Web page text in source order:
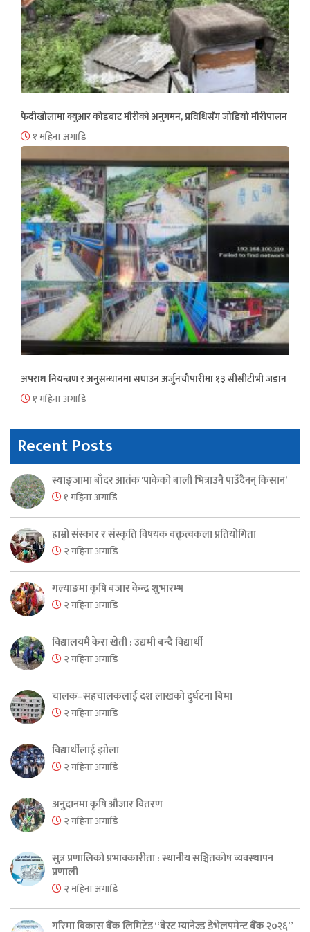
फेदीखोलामा क्युआर कोडबाट मौरीको अनुगमन, प्रविधिसँग जोडियो मौरीपालन
१ महिना अगाडि
अपराध नियन्त्रण र अनुसन्धानमा सघाउन अर्जुनचौपारीमा १३ सीसीटीभी जडान
१ महिना अगाडि
Recent Posts
स्याङ्जामा बाँदर आतंक ‘पाकेको बाली भित्राउनै पाउँदैनन् किसान’
१ महिना अगाडि
हाम्रो संस्कार र संस्कृति विषयक वक्तृत्वकला प्रतियोगिता
२ महिना अगाडि
गल्याङमा कृषि बजार केन्द्र शुभारम्भ
२ महिना अगाडि
विद्यालयमै केरा खेती : उद्यमी बन्दै विद्यार्थी
२ महिना अगाडि
चालक–सहचालकलाई दश लाखको दुर्घटना बिमा
२ महिना अगाडि
विद्यार्थीलाई झोला
२ महिना अगाडि
अनुदानमा कृषि औजार वितरण
२ महिना अगाडि
सुत्र प्रणालिको प्रभावकारीता : स्थानीय सञ्चितकोष व्यवस्थापन
प्रणाली
२ महिना अगाडि
गरिमा विकास बैंक लिमिटेड “बेस्ट म्यानेज्ड डेभेलपमेन्ट बैंक २०२६”